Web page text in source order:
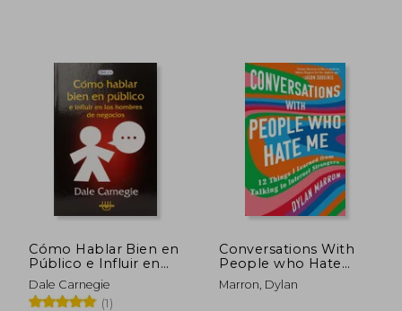
40%
Cómo Hablar Bien en
Público e Influir en
los Hombres de
Negocios
Dale Carnegie
(1)
Conversations With
People who Hate
me: 12 Things i
Learned From
Marron, Dylan